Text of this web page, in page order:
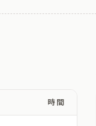
時間